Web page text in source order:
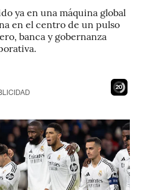
ya en una máquina global
en el centro de un pulso
banca y gobernanza
18